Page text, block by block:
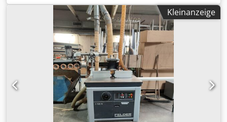
Formattischlänge, 3500,6500,8000,10.000 U/min, 780 kg
Dcjdpfx Acswzzh Sotek Preisänderungen vorbehalten,
Irrtümer, Druck- und Satzfehler vorbehalten
Kleinanzeige